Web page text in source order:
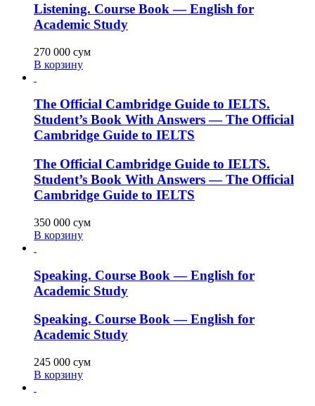
Listening. Course Book — English for
Academic Study
270 000 сум
В корзину
The Official Cambridge Guide to IELTS.
Student’s Book With Answers — The Official
Cambridge Guide to IELTS
The Official Cambridge Guide to IELTS.
Student’s Book With Answers — The Official
Cambridge Guide to IELTS
350 000 сум
В корзину
Speaking. Course Book — English for
Academic Study
Speaking. Course Book — English for
Academic Study
245 000 сум
В корзину